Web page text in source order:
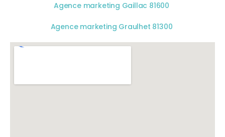
Agence marketing Gaillac 81600
Agence marketing Graulhet 81300